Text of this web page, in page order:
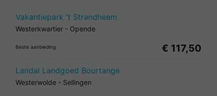
Vakantiepark 't Strandheem
Westerkwartier - Opende
Beste aanbieding € 117,50
Landal Landgoed Bourtange
Westerwolde - Sellingen